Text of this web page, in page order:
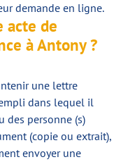
demande en ligne.
acte de
à Antony ?
une lettre
dans lequel il
des personne (s)
(copie ou extrait),
envoyer une